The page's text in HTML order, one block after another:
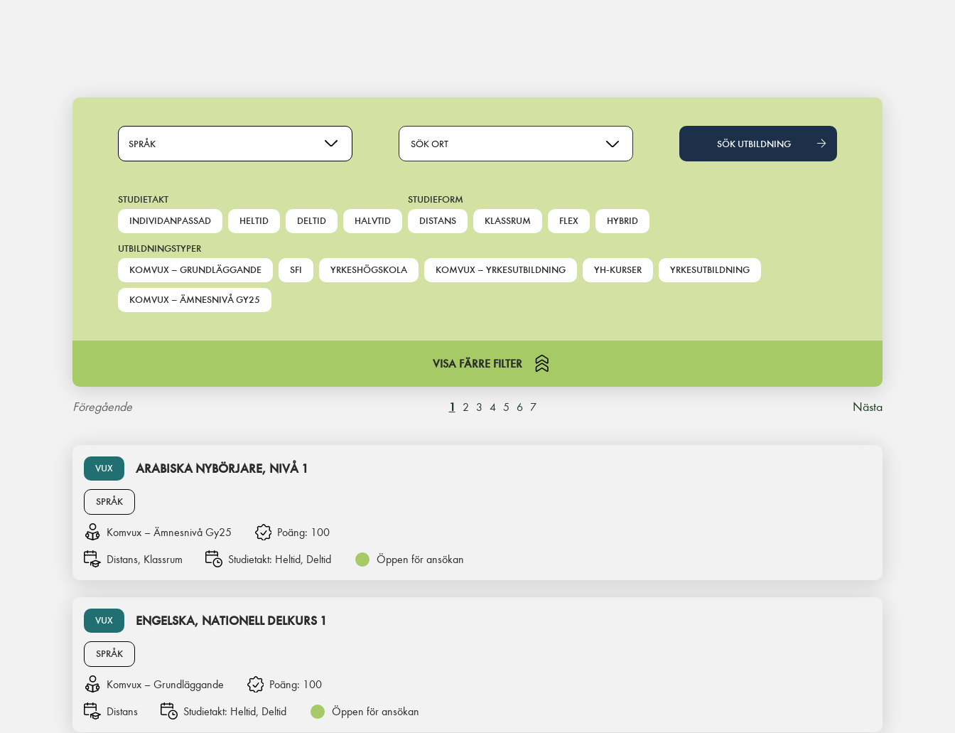
Main Navigation
SPRÅK SÖK ORT SÖK UTBILDNING
STUDIETAKT
INDIVIDANPASSAD
HELTID DELTID HALVTID
STUDIEFORM
DISTANS
KLASSRUM FLEX HYBRID
UTBILDNINGSTYPER
KOMVUX – GRUNDLÄGGANDE
SFI YRKESHÖGSKOLA KOMVUX – YRKESUTBILDNING YH-KURSER YRKESUTBILDNING
KOMVUX – ÄMNESNIVÅ GY25
VISA FÄRRE FILTER
Föregående 1 2 3 4 5 6 7 Nästa
VUX ARABISKA NYBÖRJARE, NIVÅ 1
SPRÅK
Komvux – Ämnesnivå Gy25 Poäng: 100
Distans, Klassrum
Studietakt: Heltid, Deltid Öppen för ansökan
VUX ENGELSKA, NATIONELL DELKURS 1
SPRÅK
Komvux – Grundläggande Poäng: 100
Distans
Studietakt: Heltid, Deltid Öppen för ansökan